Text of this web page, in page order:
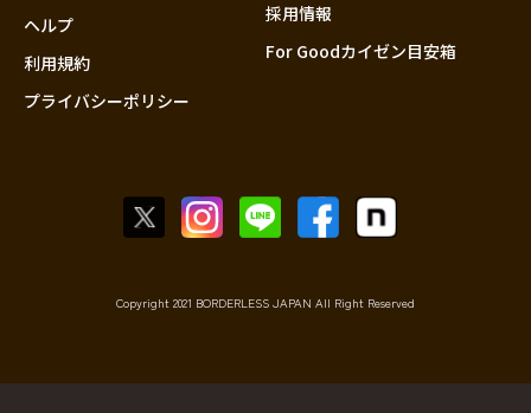
ヘルプ
利用規約
プライバシーポリシー
採用情報
For Goodカイゼン目安箱
Copyright 2021 BORDERLESS JAPAN All Right Reserved